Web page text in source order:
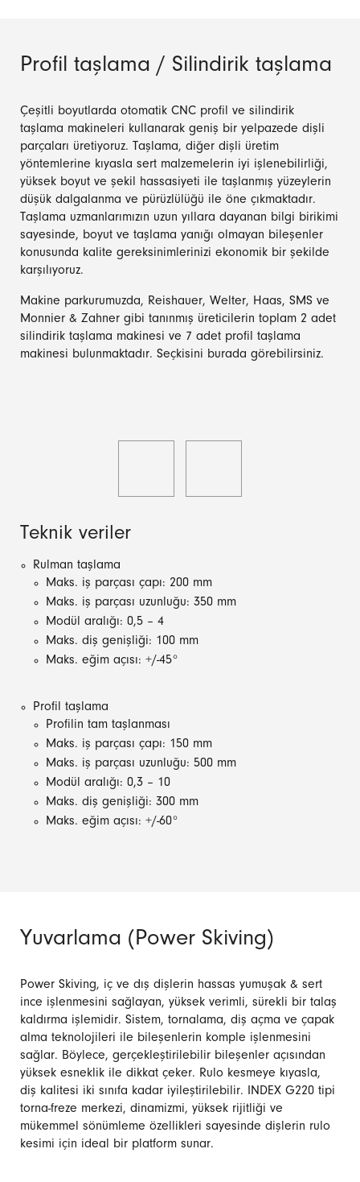
Profil taşlama / Silindirik taşlama
Çeşitli boyutlarda otomatik CNC profil ve silindirik
taşlama makineleri kullanarak geniş bir yelpazede dişli
parçaları üretiyoruz. Taşlama, diğer dişli üretim
yöntemlerine kıyasla sert malzemelerin iyi işlenebilirliği,
yüksek boyut ve şekil hassasiyeti ile taşlanmış yüzeylerin
düşük dalgalanma ve pürüzlülüğü ile öne çıkmaktadır.
Taşlama uzmanlarımızın uzun yıllara dayanan bilgi birikimi
sayesinde, boyut ve taşlama yanığı olmayan bileşenler
konusunda kalite gereksinimlerinizi ekonomik bir şekilde
karşılıyoruz.
Makine parkurumuzda, Reishauer, Welter, Haas, SMS ve
Monnier & Zahner gibi tanınmış üreticilerin toplam 2 adet
silindirik taşlama makinesi ve 7 adet profil taşlama
makinesi bulunmaktadır. Seçkisini burada görebilirsiniz.
Teknik veriler
Rulman taşlama
Maks. iş parçası çapı: 200 mm
Maks. iş parçası uzunluğu: 350 mm
Modül aralığı: 0,5 – 4
Maks. diş genişliği: 100 mm
Maks. eğim açısı: +/-45°
Profil taşlama
Profilin tam taşlanması
Maks. iş parçası çapı: 150 mm
Maks. iş parçası uzunluğu: 500 mm
Modül aralığı: 0,3 – 10
Maks. diş genişliği: 300 mm
Maks. eğim açısı: +/-60°
Yuvarlama (Power Skiving)
Power Skiving, iç ve dış dişlerin hassas yumuşak & sert
ince işlenmesini sağlayan, yüksek verimli, sürekli bir talaş
kaldırma işlemidir. Sistem, tornalama, diş açma ve çapak
alma teknolojileri ile bileşenlerin komple işlenmesini
sağlar. Böylece, gerçekleştirilebilir bileşenler açısından
yüksek esneklik ile dikkat çeker. Rulo kesmeye kıyasla,
diş kalitesi iki sınıfa kadar iyileştirilebilir. INDEX G220 tipi
torna-freze merkezi, dinamizmi, yüksek rijitliği ve
mükemmel sönümleme özellikleri sayesinde dişlerin rulo
kesimi için ideal bir platform sunar.